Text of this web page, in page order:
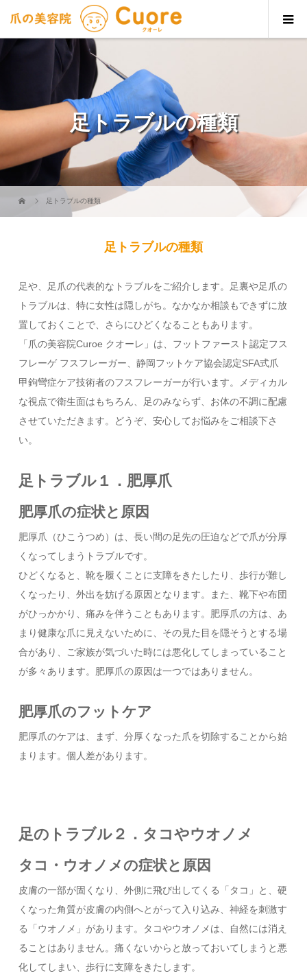
足トラブルの種類
足トラブルの種類
足トラブルの種類
足や、足爪の代表的なトラブルをご紹介します。足裏や足爪の
トラブルは、特に女性は隠しがち。なかなか相談もできずに放
置しておくことで、さらにひどくなることもあります。
「爪の美容院Curoe クオーレ」は、フットファースト認定フス
フレーゲ フスフレーガー、静岡フットケア協会認定SFA式爪
甲鉤彎症ケア技術者のフスフレーガーが行います。メディカル
な視点で衛生面はもちろん、足のみならず、お体の不調に配慮
させていただきます。どうぞ、安心してお悩みをご相談下さ
い。
足トラブル１．肥厚爪
肥厚爪の症状と原因
肥厚爪（ひこうつめ）は、長い間の足先の圧迫などで爪が分厚
くなってしまうトラブルです。
ひどくなると、靴を履くことに支障をきたしたり、歩行が難し
くなったり、外出を妨げる原因となります。また、靴下や布団
がひっかかり、痛みを伴うこともあります。肥厚爪の方は、あ
まり健康な爪に見えないために、その見た目を隠そうとする場
合があり、ご家族が気づいた時には悪化してしまっていること
が多々あります。肥厚爪の原因は一つではありません。
肥厚爪のフットケア
肥厚爪のケアは、まず、分厚くなった爪を切除することから始
まります。個人差があります。
足のトラブル２．タコやウオノメ
タコ・ウオノメの症状と原因
皮膚の一部が固くなり、外側に飛び出してくる「タコ」と、硬
くなった角質が皮膚の内側へとがって入り込み、神経を刺激す
る「ウオノメ」があります。タコやウオノメは、自然には消え
ることはありません。痛くないからと放っておいてしまうと悪
化してしまい、歩行に支障をきたします。